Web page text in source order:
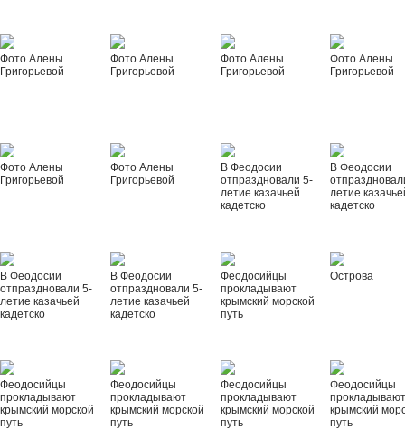
Фото Алены
Григорьевой
Фото Алены
Григорьевой
Фото Алены
Григорьевой
Фото Алены
Григорьевой
Фото Алены
Григорьевой
Фото Алены
Григорьевой
В Феодосии
отпраздновали 5-
летие казачьей
кадетско
В Феодосии
летие
кадетско
В Феодосии
отпраздновали 5-
летие казачьей
кадетско
В Феодосии
отпраздновали 5-
летие казачьей
кадетско
Феодосийцы
прокладывают
крымский морской
путь
Острова
Феодосийцы
прокладывают
крымский морской
путь
Феодосийцы
прокладывают
крымский морской
путь
Феодосийцы
прокладывают
крымский морской
путь
Феодосийцы
крымский
путь